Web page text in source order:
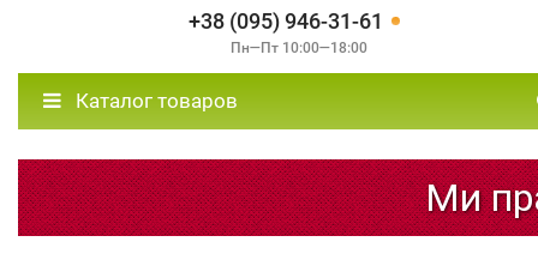
+38 (095) 946-31-61
Пн—Пт 10:00—18:00
Каталог товаров
Ми